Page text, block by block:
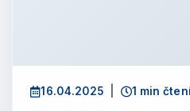
16.04.2025 1 min